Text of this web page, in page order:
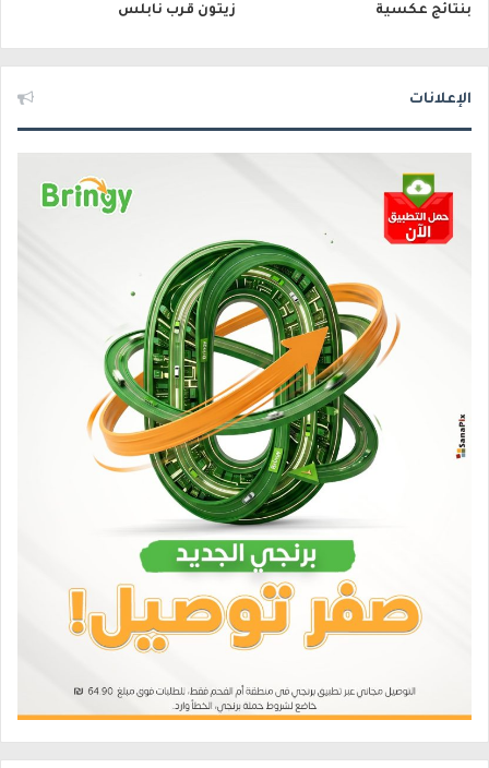
بنتائج عكسية
زيتون قرب نابلس
الإعلانات